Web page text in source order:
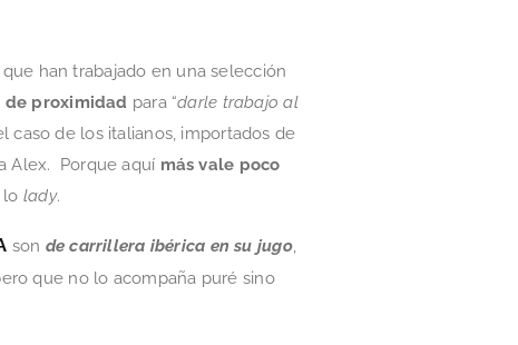
que han trabajado en una selección
de proximidad para “darle trabajo al
caso de los italianos, importados de
Alex. Porque aquí más vale poco
lo lady.
son de carrillera ibérica en su jugo,
que no lo acompaña puré sino